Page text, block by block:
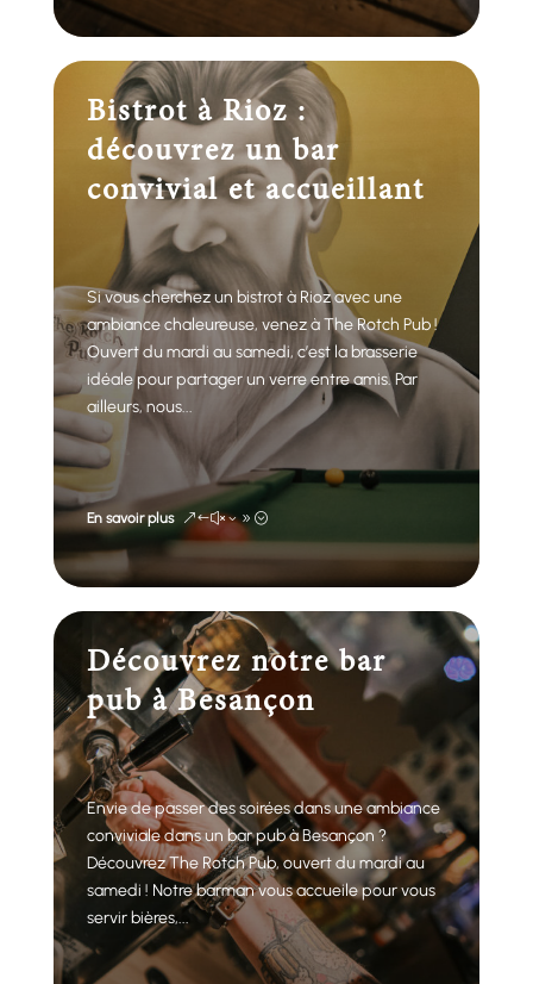
Bistrot à Rioz :
découvrez un bar
convivial et accueillant
Si vous cherchez un bistrot à Rioz avec une
ambiance chaleureuse, venez à The Rotch Pub !
Ouvert du mardi au samedi, c’est la brasserie
idéale pour partager un verre entre amis. Par
ailleurs, nous...
En savoir plus
Découvrez notre bar
pub à Besançon
Envie de passer des soirées dans une ambiance
conviviale dans un bar pub à Besançon ?
Découvrez The Rotch Pub, ouvert du mardi au
samedi ! Notre barman vous accueile pour vous
servir bières,...